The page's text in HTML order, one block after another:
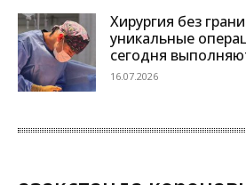
Хирургия без
уникальные
сегодня
16.07.2026